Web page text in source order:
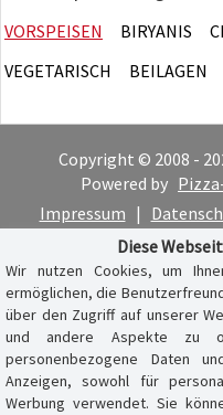
VORSPEISEN BIRYANIS
VEGETARISCH
BEILAGEN
Copyright © 2008 -
Powered by
Impressum |
Diese
Wir nutzen Cookies, um
ermöglichen, die
über den Zugriff auf unserer
und andere Aspekte zu
personenbezogene Daten
Anzeigen, sowohl für
Werbung verwendet. Sie